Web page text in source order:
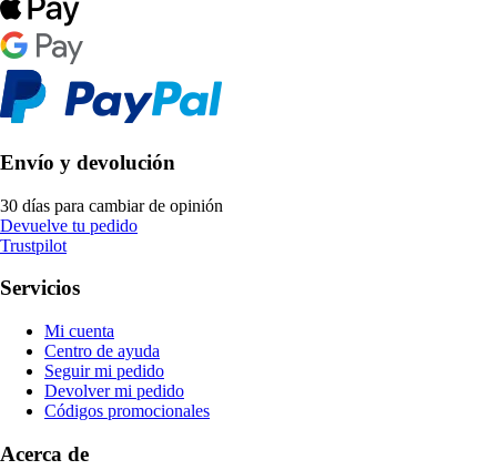
Envío y devolución
30 días para cambiar de opinión
Devuelve tu pedido
Trustpilot
Servicios
Mi cuenta
Centro de ayuda
Seguir mi pedido
Devolver mi pedido
Códigos promocionales
Acerca de